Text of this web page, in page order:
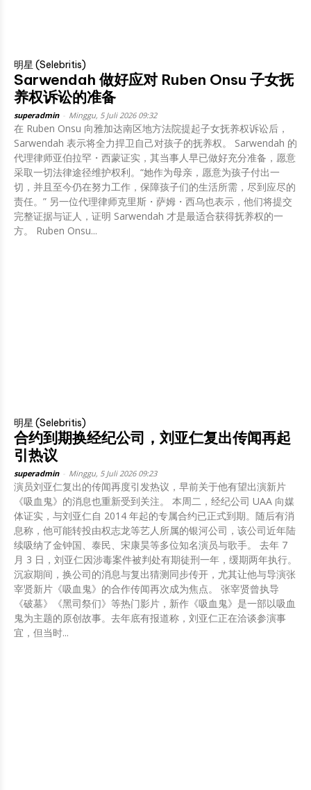
明星 (Selebritis)
Sarwendah 做好应对 Ruben Onsu 子女抚
养权诉讼的准备
superadmin Minggu, 5 Juli 2026 09:32
在 Ruben Onsu 向雅加达南区地方法院提起子女抚养权诉讼后，
Sarwendah 表示将全力捍卫自己对孩子的抚养权。 Sarwendah 的
代理律师亚伯拉罕・西蒙证实，其当事人早已做好充分准备，愿意
采取一切法律途径维护权利。“她作为母亲，愿意为孩子付出一
切，并且至今仍在努力工作，保障孩子们的生活所需，尽到应尽的
责任。” 另一位代理律师克里斯・萨姆・西乌也表示，他们将提交
完整证据与证人，证明 Sarwendah 才是最适合获得抚养权的一
方。 Ruben Onsu...
明星 (Selebritis)
合约到期换经纪公司，刘亚仁复出传闻再起
引热议
superadmin Minggu, 5 Juli 2026 09:23
演员刘亚仁复出的传闻再度引发热议，早前关于他有望出演新片
《吸血鬼》的消息也重新受到关注。 本周二，经纪公司 UAA 向媒
体证实，与刘亚仁自 2014 年起的专属合约已正式到期。随后有消
息称，他可能转投由权志龙等艺人所属的银河公司，该公司近年陆
续吸纳了金钟国、泰民、宋康昊等多位知名演员与歌手。 去年 7
月 3 日，刘亚仁因涉毒案件被判处有期徒刑一年，缓期两年执行。
沉寂期间，换公司的消息与复出猜测同步传开，尤其让他与导演张
宰贤新片《吸血鬼》的合作传闻再次成为焦点。 张宰贤曾执导
《破墓》《黑司祭们》等热门影片，新作《吸血鬼》是一部以吸血
鬼为主题的原创故事。去年底有报道称，刘亚仁正在洽谈参演事
宜，但当时...